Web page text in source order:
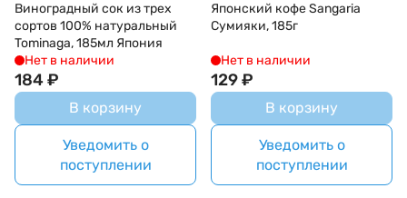
Виноградный сок из трех
сортов 100% натуральный
Tominaga, 185мл Япония
Нет в наличии
184₽
В корзину
Уведомить о
поступлении
Японский кофе Sangaria
Сумияки, 185г
Нет в наличии
129₽
В корзину
Уведомить о
поступлении